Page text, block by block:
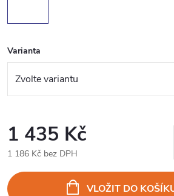
Varianta
1 435 Kč
1 186 Kč bez DPH
cena:
VLOŽIT DO